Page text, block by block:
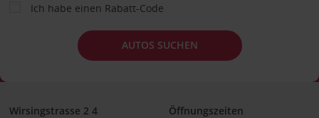
Ich habe einen Rabatt-Code
AUTOS SUCHEN
Wirsingstrasse 2 4
Öffnungszeiten